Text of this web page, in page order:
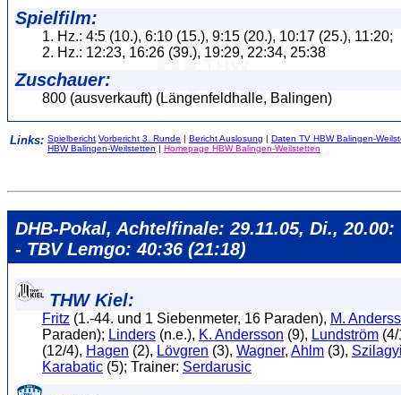
Spielfilm:
1. Hz.: 4:5 (10.), 6:10 (15.), 9:15 (20.), 10:17 (25.), 11:20;
2. Hz.: 12:23, 16:26 (39.), 19:29, 22:34, 25:38
Zuschauer:
800 (ausverkauft) (Längenfeldhalle, Balingen)
Links: Spielbericht Vorbericht 3. Runde | Bericht Auslosung | Daten TV HBW Balingen-
HBW Balingen-Weilstetten | Homepage HBW Balingen-Weilstetten
DHB-Pokal, Achtelfinale: 29.11.05, Di., 20.00:
- TBV Lemgo: 40:36 (21:18)
THW Kiel:
Fritz (1.-44. und 1 Siebenmeter, 16 Paraden), M.
Paraden); Linders (n.e.), K. Andersson (9), Lundström
(12/4), Hagen (2), Lövgren (3), Wagner, Ahlm (3),
Karabatic (5); Trainer: Serdarusic